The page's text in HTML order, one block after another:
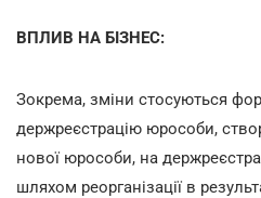
ВПЛИВ НА БІЗНЕС:
Зокрема, зміни стосуються
держреєстрацію юрособи,
нової юрособи, на
шляхом реорганізації в